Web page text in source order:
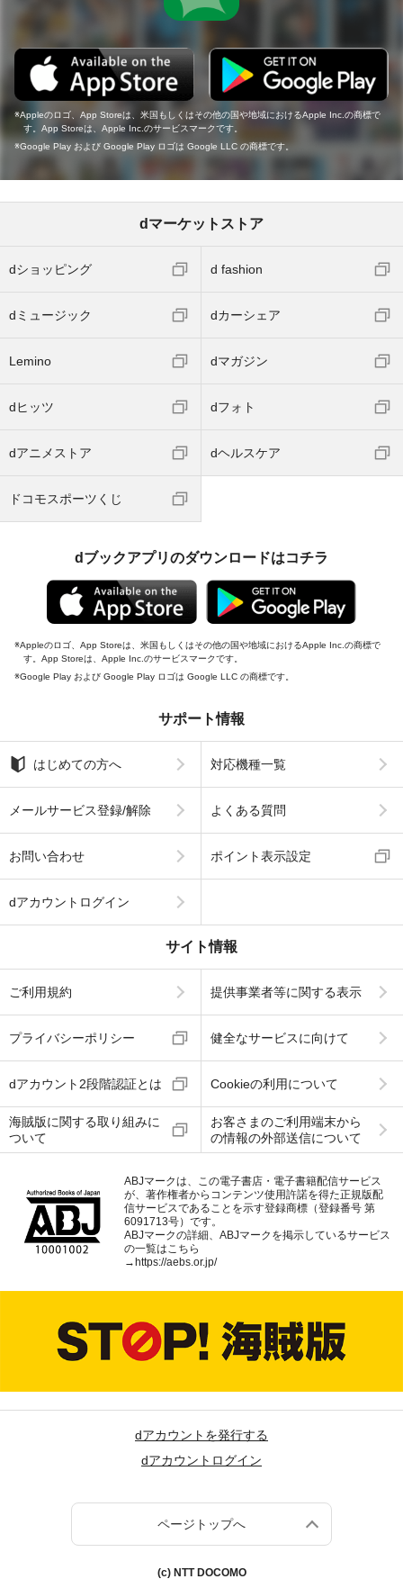
Appleのロゴ、App Storeは、米国もしくはその他の国や地域におけるApple Inc.の商標で
す。App Storeは、Apple Inc.のサービスマークです。
Google Play および Google Play ロゴは Google LLC の商標です。
dマーケットストア
dショッピング d fashion
dミュージック dカーシェア
Lemino dマガジン
dヒッツ dフォト
dアニメストア dヘルスケア
ドコモスポーツくじ
dブックアプリのダウンロードはコチラ
Appleのロゴ、App Storeは、米国もしくはその他の国や地域におけるApple Inc.の商標で
す。App Storeは、Apple Inc.のサービスマークです。
Google Play および Google Play ロゴは Google LLC の商標です。
サポート情報
はじめての方へ 対応機種一覧
メールサービス登録/解除 よくある質問
お問い合わせ ポイント表示設定
dアカウントログイン
サイト情報
ご利用規約 提供事業者等に関する表示
プライバシーポリシー 健全なサービスに向けて
dアカウント2段階認証とは Cookieの利用について
海賊版に関する取り組みに
ついて
お客さまのご利用端末から
の情報の外部送信について
ABJマークは、この電子書店・電子書籍配信サービス
が、著作権者からコンテンツ使用許諾を得た正規版配
信サービスであることを示す登録商標（登録番号 第
6091713号）です。
ABJマークの詳細、ABJマークを掲示しているサービス
の一覧はこちら
→ https://aebs.or.jp/
dアカウントを発行する
dアカウントログイン
ページトップへ
(c) NTT DOCOMO